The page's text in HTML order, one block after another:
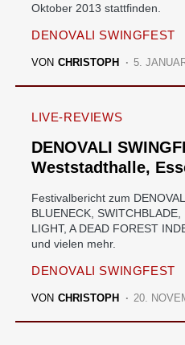
Oktober 2013 stattfinden.
DENOVALI SWINGFEST
VON CHRISTOPH 5.
LIVE-REVIEWS
DENOVALI
Weststadthalle,
Festivalbericht zum
BLUENECK,
LIGHT, A DEAD FOREST
und vielen mehr.
DENOVALI SWINGFEST
VON CHRISTOPH 20.